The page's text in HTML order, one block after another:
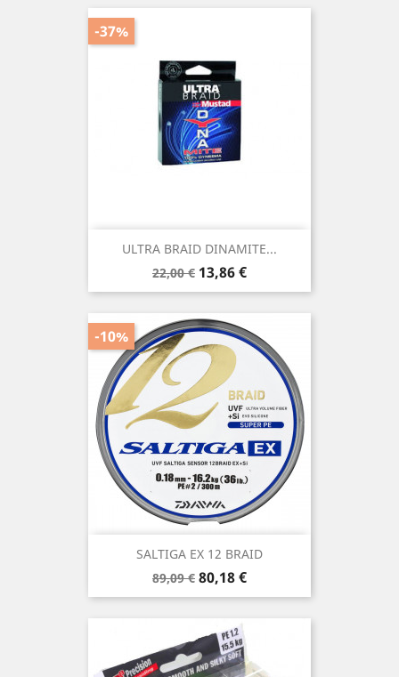
ULTRA BRAID DINAMITE...
Precio
base
22,00 € Precio
13,86 €
-37%
SALTIGA EX 12 BRAID
Precio
base
89,09 € Precio
80,18 €
-10%